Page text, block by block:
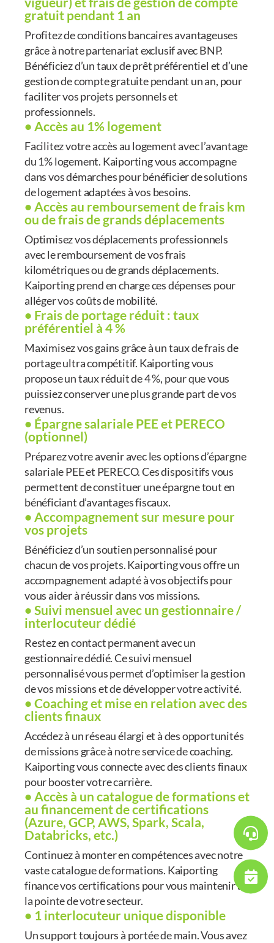
gratuit pendant 1 an
Profitez de conditions bancaires avantageuses
grâce à notre partenariat exclusif avec BNP.
Bénéficiez d’un taux de prêt préférentiel et d’une
gestion de compte gratuite pendant un an, pour
faciliter vos projets personnels et
professionnels.
• Accès au 1% logement
Facilitez votre accès au logement avec l’avantage
du 1% logement. Kaiporting vous accompagne
dans vos démarches pour bénéficier de solutions
de logement adaptées à vos besoins.
• Accès au remboursement de frais km
ou de frais de grands déplacements
Optimisez vos déplacements professionnels
avec le remboursement de vos frais
kilométriques ou de grands déplacements.
Kaiporting prend en charge ces dépenses pour
alléger vos coûts de mobilité.
• Frais de portage réduit : taux
préférentiel à 4 %
Maximisez vos gains grâce à un taux de frais de
portage ultra compétitif. Kaiporting vous
propose un taux réduit de 4 %, pour que vous
puissiez conserver une plus grande part de vos
revenus.
• Épargne salariale PEE et PERECO
(optionnel)
Préparez votre avenir avec les options d’épargne
salariale PEE et PERECO. Ces dispositifs vous
permettent de constituer une épargne tout en
bénéficiant d’avantages fiscaux.
• Accompagnement sur mesure pour
vos projets
Bénéficiez d’un soutien personnalisé pour
chacun de vos projets. Kaiporting vous offre un
accompagnement adapté à vos objectifs pour
vous aider à réussir dans vos missions.
• Suivi mensuel avec un gestionnaire /
interlocuteur dédié
Restez en contact permanent avec un
gestionnaire dédié. Ce suivi mensuel
personnalisé vous permet d’optimiser la gestion
de vos missions et de développer votre activité.
• Coaching et mise en relation avec des
clients finaux
Accédez à un réseau élargi et à des opportunités
de missions grâce à notre service de coaching.
Kaiporting vous connecte avec des clients finaux
pour booster votre carrière.
• Accès à un catalogue de formations et
au financement de certifications
(Azure, GCP, AWS, Spark, Scala,
Databricks, etc.)
Continuez à monter en compétences avec notre
vaste catalogue de formations. Kaiporting
finance vos certifications pour vous maintenir à
la pointe de votre secteur.
• 1 interlocuteur unique disponible
Un support toujours à portée de main. Vous avez